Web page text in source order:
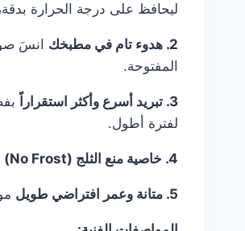
ليحافظ على درجة الحرارة
2. هدوء تام في مطبخك
انسَ
المفتوحة.
3. تبريد أسرع وأكثر استقراراً
لفترة أطول.
4. خاصية منع الثلج (No Frost)
5. متانة وعمر افتراضي طويل